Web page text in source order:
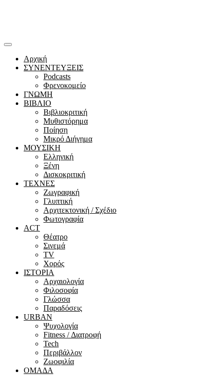
Αρχική
ΣΥΝΕΝΤΕΥΞΕΙΣ
Podcasts
Φρενοκομείο
ΓΝΩΜΗ
ΒΙΒΛΙΟ
Βιβλιοκριτική
Μυθιστόρημα
Ποίηση
Μικρό Διήγημα
ΜΟΥΣΙΚΗ
Ελληνική
Ξένη
Δισκοκριτική
ΤΕΧΝΕΣ
Ζωγραφική
Γλυπτική
Αρχιτεκτονική / Σχέδιο
Φωτογραφία
ACT
Θέατρο
Σινεμά
ΤV
Χορός
ΙΣΤΟΡΙΑ
Αρχαιολογία
Φιλοσοφία
Γλώσσα
Παραδόσεις
URBAN
Ψυχολογία
Fitness / Διατροφή
Tech
Περιβάλλον
Ζωοφιλία
ΟΜΑΔΑ